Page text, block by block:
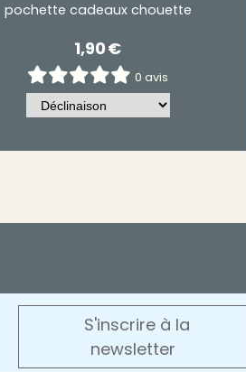
pochette cadeaux chouette
1,90€
0 avis
S'inscrire à la
newsletter